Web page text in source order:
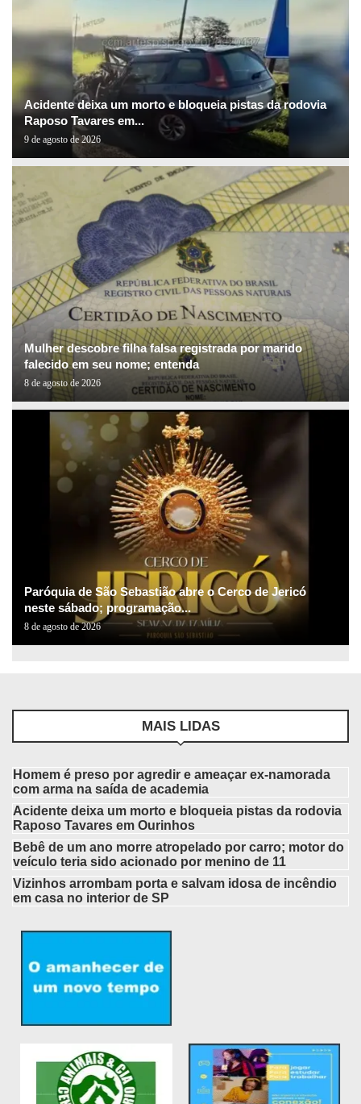
Acidente deixa um morto e bloqueia pistas da rodovia
Raposo Tavares em...
9 de agosto de 2026
Mulher descobre filha falsa registrada por marido
falecido em seu nome; entenda
8 de agosto de 2026
Paróquia de São Sebastião abre o Cerco de Jericó
neste sábado; programação...
8 de agosto de 2026
MAIS LIDAS
Homem é preso por agredir e ameaçar ex-namorada
com arma na saída de academia
Acidente deixa um morto e bloqueia pistas da rodovia
Raposo Tavares em Ourinhos
Bebê de um ano morre atropelado por carro; motor do
veículo teria sido acionado por menino de 11
Vizinhos arrombam porta e salvam idosa de incêndio
em casa no interior de SP